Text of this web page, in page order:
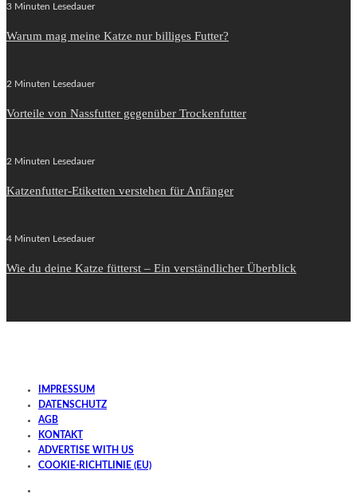
3 Minuten Lesedauer
Warum mag meine Katze nur billiges Futter?
2 Minuten Lesedauer
Vorteile von Nassfutter gegenüber Trockenfutter
2 Minuten Lesedauer
Katzenfutter-Etiketten verstehen für Anfänger
4 Minuten Lesedauer
Wie du deine Katze fütterst – Ein verständlicher Überblick
IMPRESSUM
DATENSCHUTZ
AGB
KONTAKT
ADVERTISE WITH US
COOKIE-RICHTLINIE (EU)